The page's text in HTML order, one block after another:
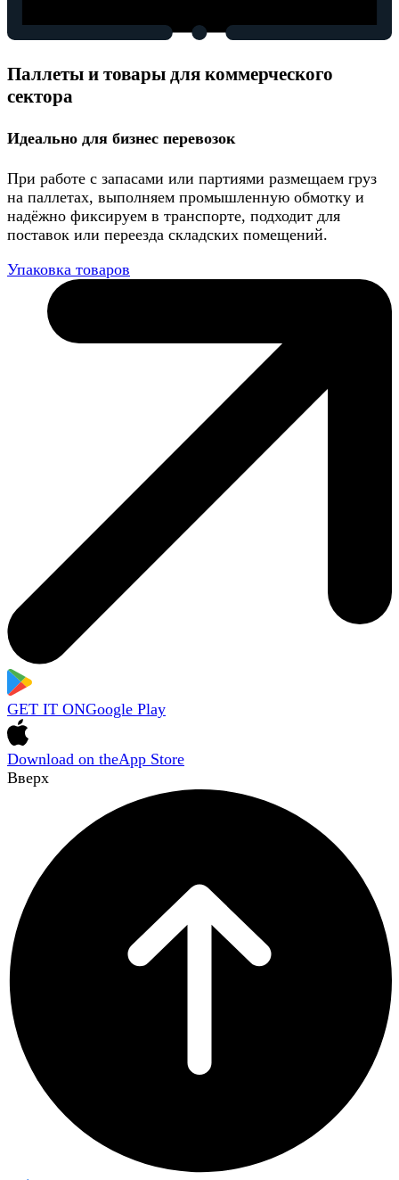
Паллеты и товары для коммерческого
сектора
Идеально для бизнес перевозок
При работе с запасами или партиями размещаем груз
на паллетах, выполняем промышленную обмотку и
надёжно фиксируем в транспорте, подходит для
поставок или переезда складских помещений.
Упаковка товаров
GET IT ONGoogle Play
Download on theApp Store
Вверх